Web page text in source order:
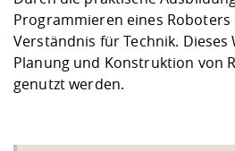
Programmieren eines
Verständnis für Technik. Dieses
Planung und Konstruktion von
genutzt werden.